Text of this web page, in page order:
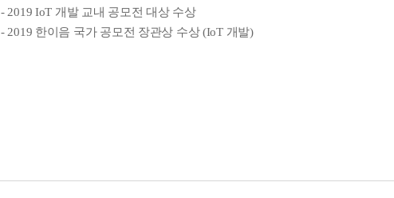
- 2019 IoT 개발 교내 공모전 대상 수상
- 2019 한이음 국가 공모전 장관상 수상 (IoT 개발)